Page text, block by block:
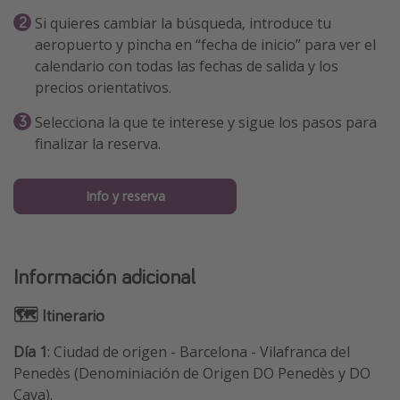
Si quieres cambiar la búsqueda, introduce tu
aeropuerto y pincha en “fecha de inicio” para ver el
calendario con todas las fechas de salida y los
precios orientativos.
Selecciona la que te interese y sigue los pasos para
finalizar la reserva.
Info y reserva
Información adicional
🗺 Itinerario
Día 1: Ciudad de origen - Barcelona - Vilafranca del
Penedès (Denominiación de Origen DO Penedès y DO
Cava).